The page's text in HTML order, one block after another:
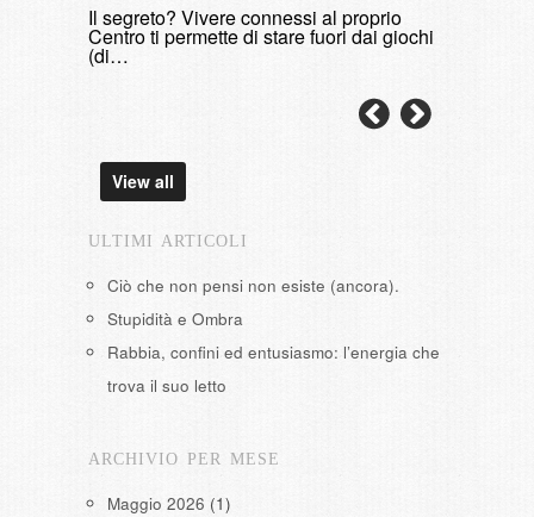
Il segreto? Vivere connessi al proprio
Centro ti permette di stare fuori dai giochi
(di…
View all
ULTIMI ARTICOLI
Ciò che non pensi non esiste (ancora).
Stupidità e Ombra
Rabbia, confini ed entusiasmo: l’energia che
trova il suo letto
ARCHIVIO PER MESE
Maggio 2026 (1)